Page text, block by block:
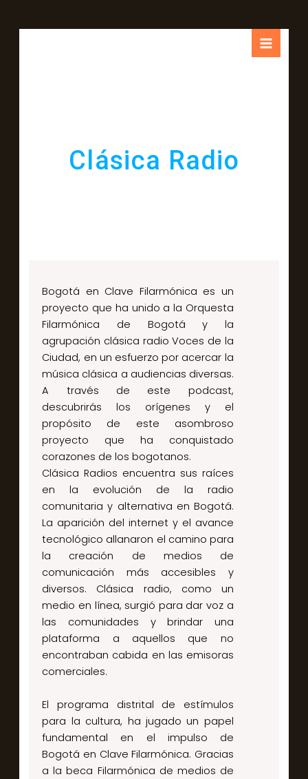
Clásica Radio
Bogotá en Clave Filarmónica es un
proyecto que ha unido a la Orquesta
Filarmónica de Bogotá y la
agrupación clásica radio Voces de la
Ciudad, en un esfuerzo por acercar la
música clásica a audiencias diversas.
A través de este podcast,
descubrirás los orígenes y el
propósito de este asombroso
proyecto que ha conquistado
corazones de los bogotanos.
Clásica Radios encuentra sus raíces
en la evolución de la radio
comunitaria y alternativa en Bogotá.
La aparición del internet y el avance
tecnológico allanaron el camino para
la creación de medios de
comunicación más accesibles y
diversos. Clásica radio, como un
medio en línea, surgió para dar voz a
las comunidades y brindar una
plataforma a aquellos que no
encontraban cabida en las emisoras
comerciales.
El programa distrital de estímulos
para la cultura, ha jugado un papel
fundamental en el impulso de
Bogotá en Clave Filarmónica. Gracias
a la beca Filarmónica de medios de